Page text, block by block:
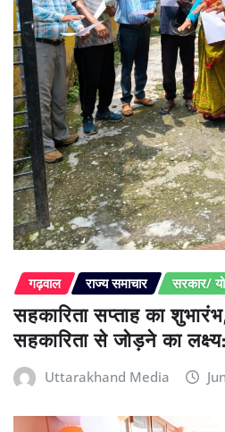
गढ़वाल राज्य समाचार सरकार/
सहकारिता सप्ताह का
सहकारिता से जोड़ने का
Uttarakhand Media